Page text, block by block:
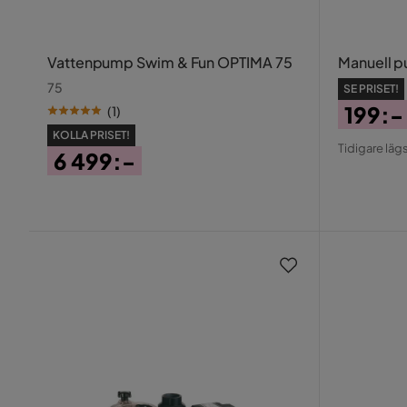
Vattenpump Swim & Fun OPTIMA 75
75
(1)
KOLLA PRISET!
6 499:-
Manuell
SE PRISET!
Pris
199:-
Tidigare